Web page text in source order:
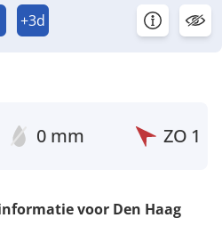
+3d
0 mm ZO 1
voor Den Haag